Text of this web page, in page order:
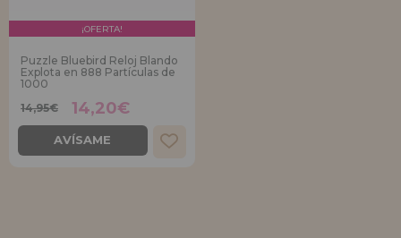
¡OFERTA!
Puzzle Bluebird Reloj Blando
Explota en 888 Partículas de
1000
14,95€
14,20€
AVÍSAME